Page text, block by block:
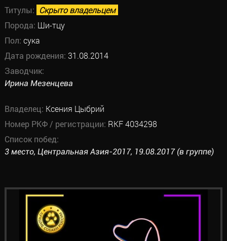
Титулы: Скрыто владельцем
Порода: Ши-тцу
Пол: сука
Дата рождения: 31.08.2014
Заводчик:
Ирина Мезенцева
Владелец: Ксения Цыбрий
Номер РКФ / регистрации: RKF 4034298
Список побед:
3 место, Центральная Азия-2017, 19.08.2017 (в группе)